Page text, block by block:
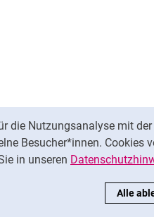
die Nutzungsanalyse mit
Besucher*innen. Cookies
in unseren
Alle